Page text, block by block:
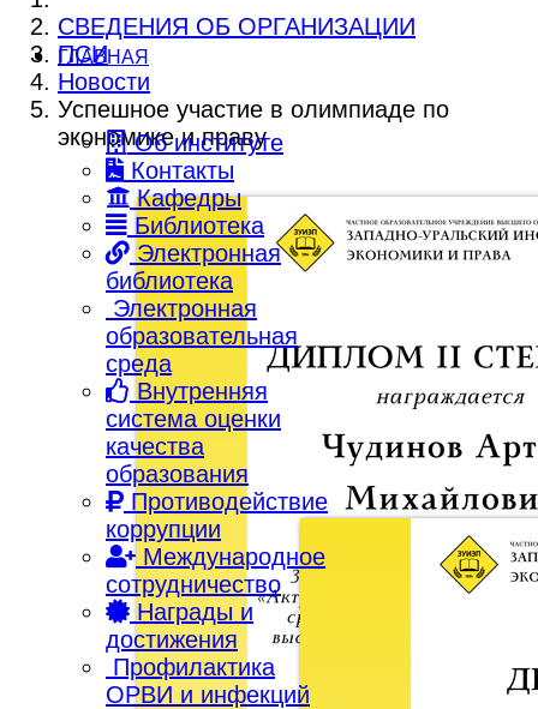
ГЛАВНАЯ
Об институте
Контакты
Кафедры
Библиотека
Электронная
библиотека
Электронная
образовательная
среда
Внутренняя
система оценки
качества
образования
Противодействие
коррупции
Международное
сотрудничество
Награды и
достижения
Профилактика
ОРВИ и инфекций
СВЕДЕНИЯ ОБ ОРГАНИЗАЦИИ
ПСИ
Новости
Успешное участие в олимпиаде по
экономике и праву